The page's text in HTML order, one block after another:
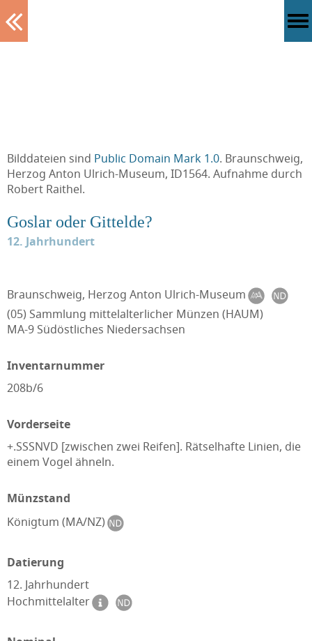
Bilddateien sind Public Domain Mark 1.0. Braunschweig,
Herzog Anton Ulrich-Museum, ID1564. Aufnahme durch
Robert Raithel.
Goslar oder Gittelde?
12. Jahrhundert
Braunschweig, Herzog Anton Ulrich-Museum
(05) Sammlung mittelalterlicher Münzen (HAUM)
MA-9 Südöstliches Niedersachsen
Inventarnummer
208b/6
Vorderseite
+.SSSNVD [zwischen zwei Reifen]. Rätselhafte Linien, die
einem Vogel ähneln.
Münzstand
Königtum (MA/NZ)
Datierung
12. Jahrhundert
Hochmittelalter